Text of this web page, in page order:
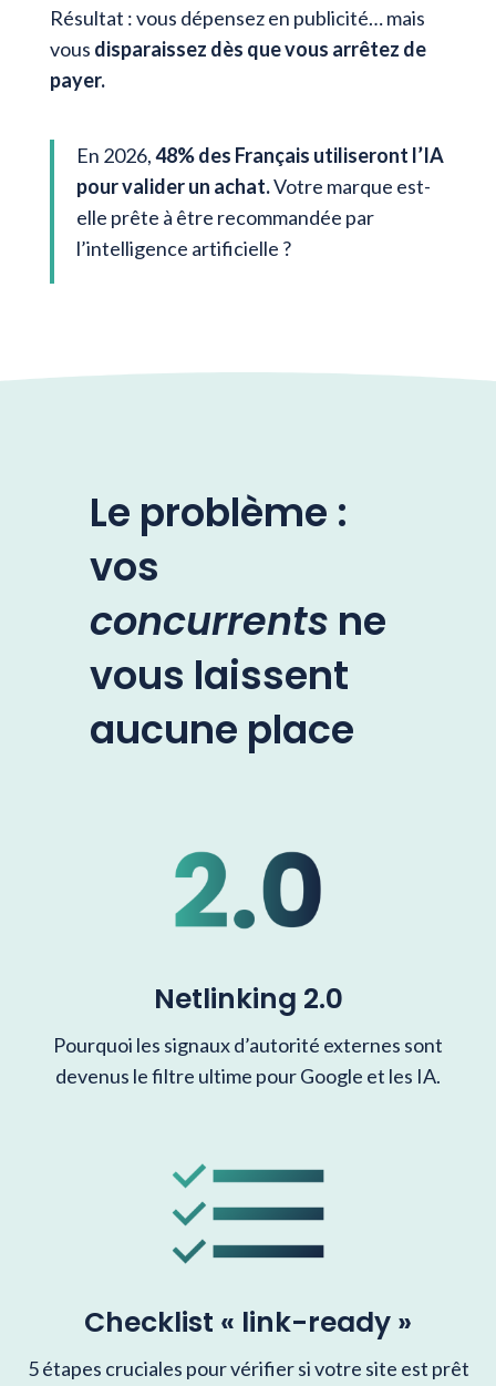
Résultat : vous dépensez en publicité… mais
vous disparaissez dès que vous arrêtez de
payer.
En 2026,48% des Français utiliseront l’IA
pour valider un achat.Votre marque est-
elle prête à être recommandée par
l’intelligence artificielle ?
Le problème :
vos
concurrents ne
vous laissent
aucune place
Netlinking 2.0
Pourquoi les signaux d’autorité externes sont
devenus le filtre ultime pour Google et les IA.
Checklist « link-ready »
5 étapes cruciales pour vérifier si votre site est prêt